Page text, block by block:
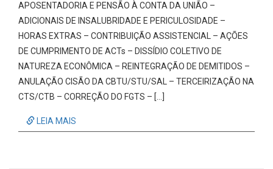
APOSENTADORIA E PENSÃO À CONTA DA UNIÃO –
ADICIONAIS DE INSALUBRIDADE E PERICULOSIDADE –
HORAS EXTRAS – CONTRIBUIÇÃO ASSISTENCIAL – AÇÕES
DE CUMPRIMENTO DE ACTs – DISSÍDIO COLETIVO DE
NATUREZA ECONÔMICA – REINTEGRAÇÃO DE DEMITIDOS –
ANULAÇÃO CISÃO DA CBTU/STU/SAL – TERCEIRIZAÇÃO NA
CTS/CTB – CORREÇÃO DO FGTS – […]
LEIA MAIS